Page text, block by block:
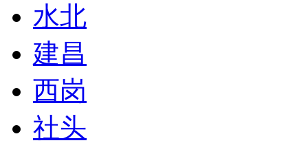
水北
建昌
西岗
社头